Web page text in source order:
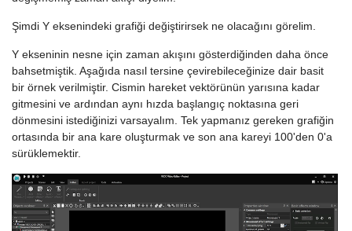
Şimdi Y eksenindeki grafiği değiştirirsek ne olacağını görelim.
Y ekseninin nesne için zaman akışını gösterdiğinden daha önce
bahsetmiştik. Aşağıda nasıl tersine çevirebileceğinize dair basit
bir örnek verilmiştir. Cismin hareket vektörünün yarısına kadar
gitmesini ve ardından aynı hızda başlangıç noktasına geri
dönmesini istediğinizi varsayalım. Tek yapmanız gereken grafiğin
ortasında bir ana kare oluşturmak ve son ana kareyi 100'den 0'a
sürüklemektir.